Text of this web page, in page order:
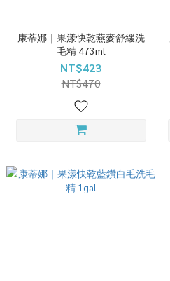
康蒂娜｜果漾快乾燕麥舒緩洗
毛精 473ml
NT$423
NT$470